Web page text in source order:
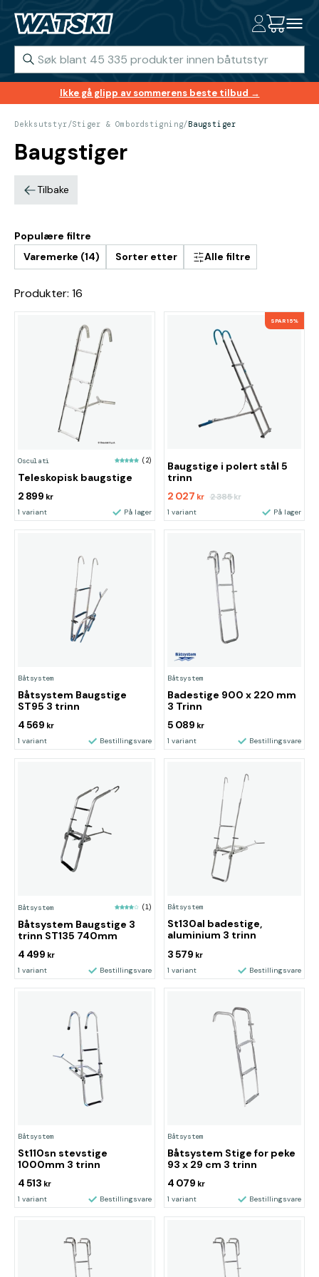
Ikke gå glipp av sommerens beste tilbud →
Dekksutstyr/Stiger & Ombordstigning/Baugstiger
Baugstiger
Tilbake
Populære filtre
Varemerke (14)
Sorter etter Alle filtre
Produkter: 16
Osculati (2)
Teleskopisk baugstige
2 899 kr
1 variant På lager
SPAR 15%
Baugstige i polert stål 5
trinn
2 027 kr 2 385kr
1 variant På lager
Båtsystem
Båtsystem Baugstige
ST95 3 trinn
4 569 kr
1 variant Bestillingsvare
Båtsystem
Badestige 900 x 220 mm
3 Trinn
5 089 kr
1 variant Bestillingsvare
Båtsystem (1)
Båtsystem Baugstige 3
trinn ST135 740mm
4 499 kr
1 variant Bestillingsvare
Båtsystem
St130al badestige,
aluminium 3 trinn
3 579 kr
1 variant Bestillingsvare
Båtsystem
St110sn stevstige
1000mm 3 trinn
4 513 kr
1 variant Bestillingsvare
Båtsystem
Båtsystem Stige for peke
93 x 29 cm 3 trinn
4 079 kr
1 variant Bestillingsvare